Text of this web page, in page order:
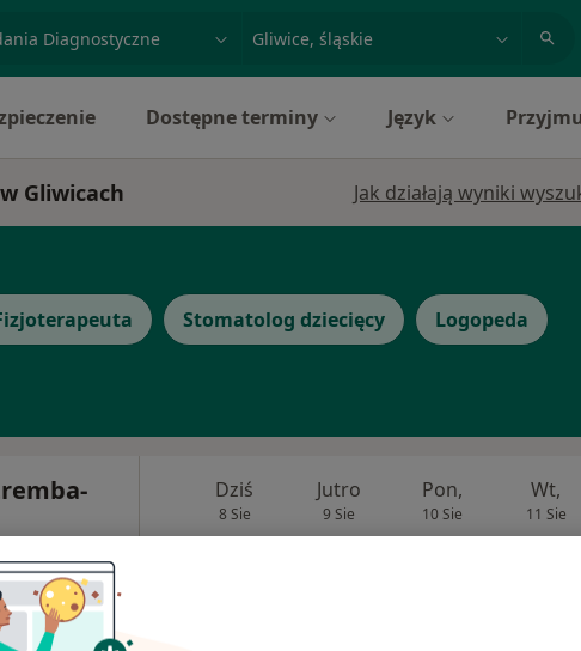
miasto lub dzielnica
Dostępne terminy Język
Gliwicach Jak działają wyniki
Stomatolog dziecięcy Logopeda
Dziś
8 Sie
Jutro
9 Sie
Pon,
10 Sie
Wt,
11 Sie